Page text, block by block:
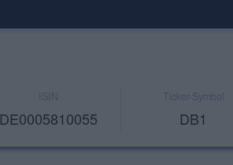
ISIN
DE0005810055
Ticker-Symbol
DB1